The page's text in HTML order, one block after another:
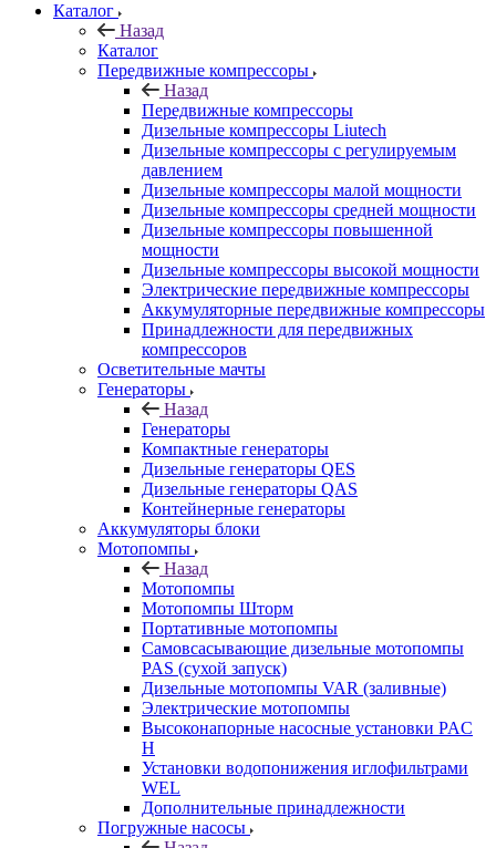
Каталог
Назад
Каталог
Передвижные компрессоры
Назад
Передвижные компрессоры
Дизельные компрессоры Liutech
Дизельные компрессоры с регулируемым
давлением
Дизельные компрессоры малой мощности
Дизельные компрессоры средней мощности
Дизельные компрессоры повышенной
мощности
Дизельные компрессоры высокой мощности
Электрические передвижные компрессоры
Аккумуляторные передвижные компрессоры
Принадлежности для передвижных
компрессоров
Осветительные мачты
Генераторы
Назад
Генераторы
Компактные генераторы
Дизельные генераторы QES
Дизельные генераторы QAS
Контейнерные генераторы
Аккумуляторы блоки
Мотопомпы
Назад
Мотопомпы
Мотопомпы Шторм
Портативные мотопомпы
Самовсасывающие дизельные мотопомпы
PAS (сухой запуск)
Дизельные мотопомпы VAR (заливные)
Электрические мотопомпы
Высоконапорные насосные установки PAC
H
Установки водопонижения иглофильтрами
WEL
Дополнительные принадлежности
Погружные насосы